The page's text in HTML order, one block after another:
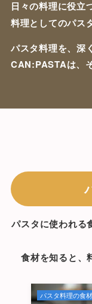
日々の料理に役立
料理としてのパス
パスタ料理を、深
CAN:PASTAは、
パスタに使われる
食材を知ると、
パスタ料理の食材